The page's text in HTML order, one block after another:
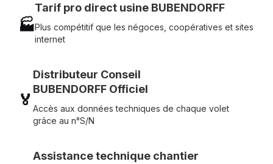
🏭
Tarif pro direct usine BUBENDORFF
Plus compétitif que les négoces, coopératives et sites
internet
🏅
Distributeur Conseil
BUBENDORFF Officiel
Accès aux données techniques de chaque volet
grâce au n°S/N
Assistance technique chantier